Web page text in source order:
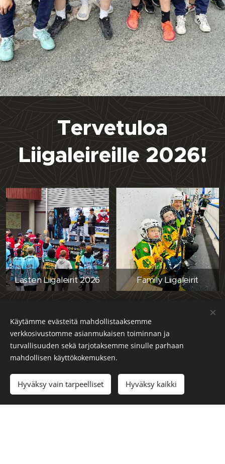
Tervetuloa
Liigaleireille 2026!
Lasten Liigaleirit 2026 Family Liigaleirit
Naisten Liiga-leirit
Käytämme evästeitä mahdollistaaksemme
verkkosivustomme asianmukaisen toiminnan ja
turvallisuuden sekä tarjotaksemme sinulle parhaan
mahdollisen käyttökokemuksen.
Hyväksy vain tarpeelliset Hyväksy kaikki